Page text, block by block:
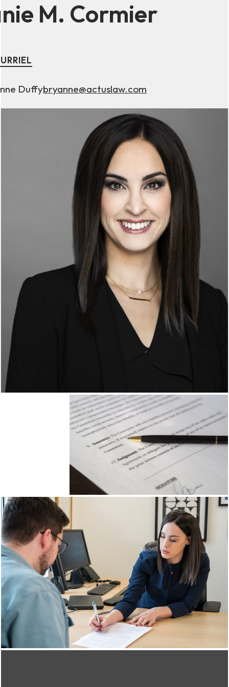
M. Cormier
Duffybryanne@actuslaw.com